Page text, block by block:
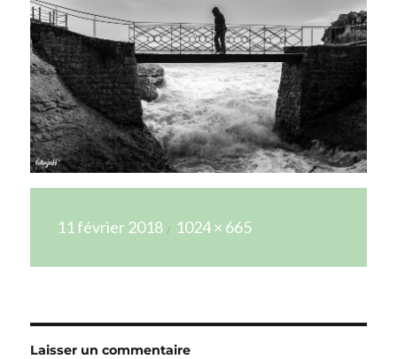
le
11 février 2018
réelle
1024 × 665
Laisser un commentaire